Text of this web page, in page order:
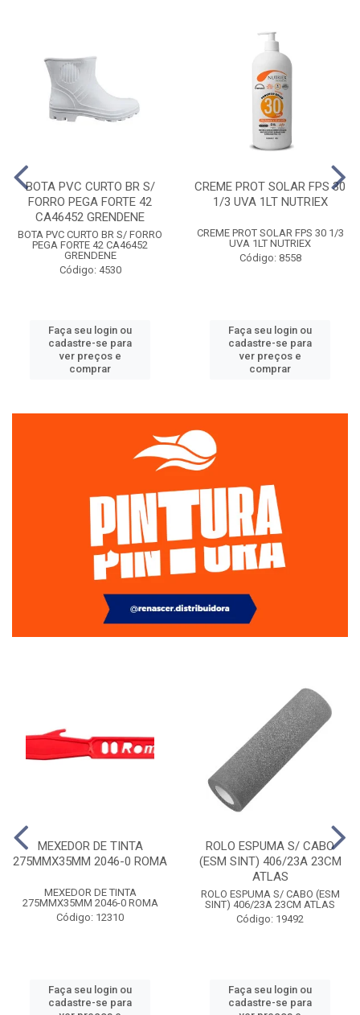
BOTA PVC CURTO BR S/
FORRO PEGA FORTE 42
CA46452 GRENDENE
BOTA PVC CURTO BR S/ FORRO
PEGA FORTE 42 CA46452
GRENDENE
Código: 4530
Faça seu login ou
cadastre-se para
ver preços e
comprar
CREME PROT SOLAR FPS 30
1/3 UVA 1LT NUTRIEX
CREME PROT SOLAR FPS 30 1/3
UVA 1LT NUTRIEX
Código: 8558
Faça seu login ou
cadastre-se para
ver preços e
comprar
MEXEDOR DE TINTA
275MMX35MM 2046-0 ROMA
MEXEDOR DE TINTA
275MMX35MM 2046-0 ROMA
Código: 12310
Faça seu login ou
cadastre-se para
ROLO ESPUMA S/ CABO
(ESM SINT) 406/23A 23CM
ATLAS
ROLO ESPUMA S/ CABO (ESM
SINT) 406/23A 23CM ATLAS
Código: 19492
Faça seu login ou
cadastre-se para